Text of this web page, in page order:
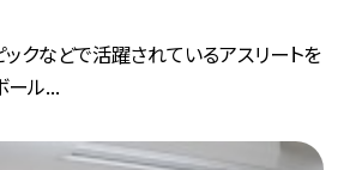
ックなどで活躍されているアスリートを
ール...